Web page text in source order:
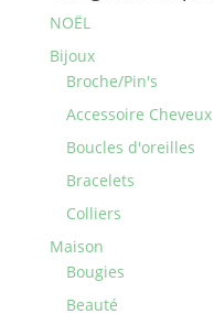
NOËL
Bijoux
Broche/Pin's
Accessoire Cheveux
Boucles d'oreilles
Bracelets
Colliers
Maison
Bougies
Beauté